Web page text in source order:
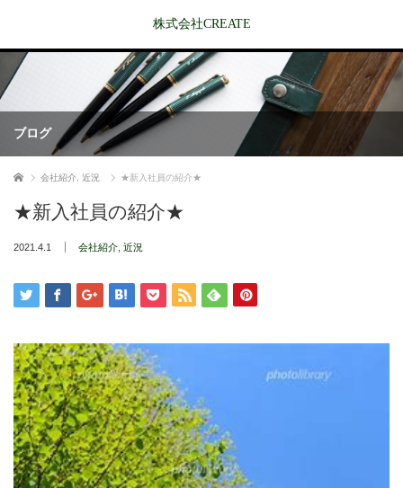
株式会社CREATE
ブログ
ホーム 会社紹介 近況 ★新入社員の紹介★
★新入社員の紹介★
2021.4.1 会社紹介 近況